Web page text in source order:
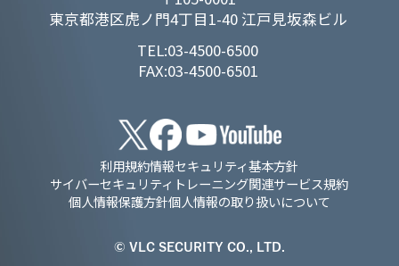
東京都港区虎ノ門4丁目1-40 江戸見坂森ビル
TEL:03-4500-6500
FAX:03-4500-6501
利用規約情報セキュリティ基本方針
サイバーセキュリティトレーニング関連サービス規約
個人情報保護方針個人情報の取り扱いについて
© VLC SECURITY CO., LTD.